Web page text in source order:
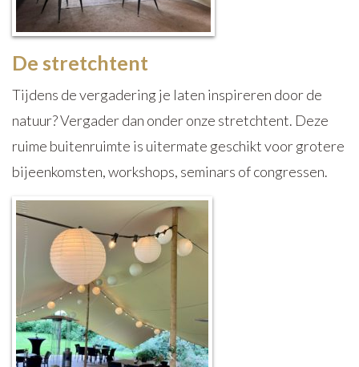
De stretchtent
Tijdens de vergadering je laten inspireren door de
natuur? Vergader dan onder onze stretchtent. Deze
ruime buitenruimte is uitermate geschikt voor grotere
bijeenkomsten, workshops, seminars of congressen.